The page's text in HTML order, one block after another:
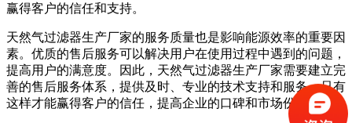
赢得客户的信任和支持。
天然气过滤器生产厂家的服务质量也是影响能源效率的重要因
素。优质的售后服务可以解决用户在使用过程中遇到的问题，
提高用户的满意度。因此，天然气过滤器生产厂家需要建立完
善的售后服务体系，提供及时、专业的技术支持和服务。只有
这样才能赢得客户的信任，提高企业的口碑和市场份额。